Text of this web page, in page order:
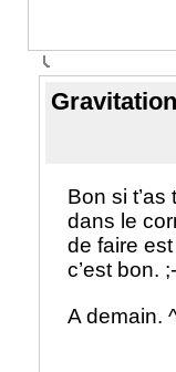
Bon si t’as
dans le
de faire
c’est bon.
A demain.